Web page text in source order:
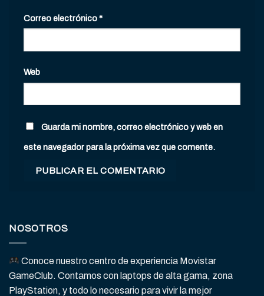
Correo electrónico*
Web
Guarda mi nombre, correo electrónico y web en
este navegador para la próxima vez que comente.
NOSOTROS
Conoce nuestro centro de experiencia Movistar
GameClub. Contamos con laptops de alta gama, zona
PlayStation, y todo lo necesario para vivir la mejor